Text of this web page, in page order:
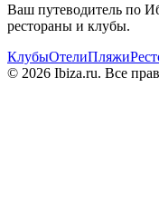
Ваш путеводитель по
рестораны и клубы.
КлубыОтелиПляжи
© 2026 Ibiza.ru. Все